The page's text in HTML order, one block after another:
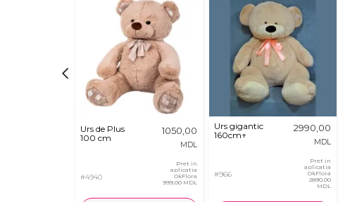
Urs de Plus
100 cm
#4940
1050,00
MDL
Pret in
aplicatia
OkFlora
999,00 MDL
Urs gigantic
160cm↑
#966
2990,00
MDL
Pret in
aplicatia
OkFlora
2890,00
MDL